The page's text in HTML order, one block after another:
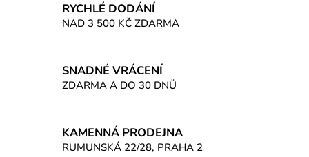
RYCHLÉ DODÁNÍ
NAD 3 500 KČ ZDARMA
SNADNÉ VRÁCENÍ
ZDARMA A DO 30 DNŮ
KAMENNÁ PRODEJNA
RUMUNSKÁ 22/28, PRAHA 2